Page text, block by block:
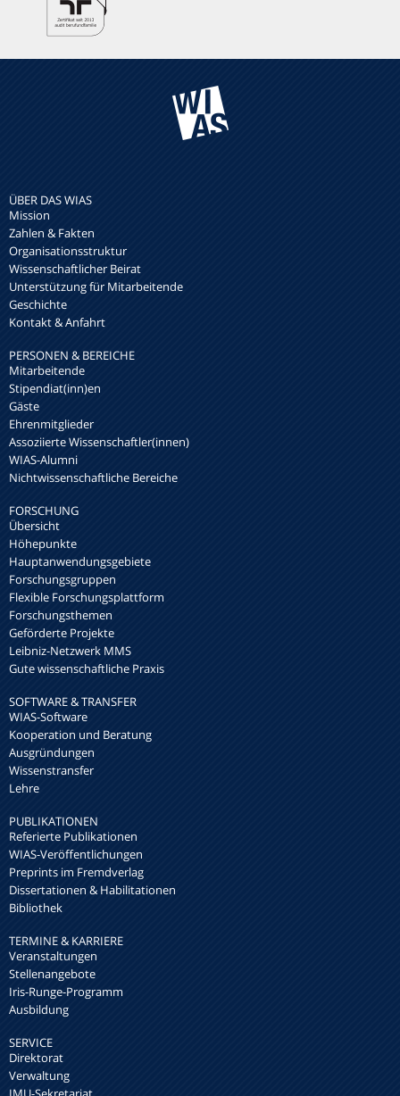
ÜBER DAS WIAS
Mission
Zahlen & Fakten
Organisationsstruktur
Wissenschaftlicher Beirat
Unterstützung für Mitarbeitende
Geschichte
Kontakt & Anfahrt
PERSONEN & BEREICHE
Mitarbeitende
Stipendiat(inn)en
Gäste
Ehrenmitglieder
Assoziierte Wissenschaftler(innen)
WIAS-Alumni
Nichtwissenschaftliche Bereiche
FORSCHUNG
Übersicht
Höhepunkte
Hauptanwendungsgebiete
Forschungsgruppen
Flexible Forschungsplattform
Forschungsthemen
Geförderte Projekte
Leibniz-Netzwerk MMS
Gute wissenschaftliche Praxis
SOFTWARE & TRANSFER
WIAS-Software
Kooperation und Beratung
Ausgründungen
Wissenstransfer
Lehre
PUBLIKATIONEN
Referierte Publikationen
WIAS-Veröffentlichungen
Preprints im Fremdverlag
Dissertationen & Habilitationen
Bibliothek
TERMINE & KARRIERE
Veranstaltungen
Stellenangebote
Iris-Runge-Programm
Ausbildung
SERVICE
Direktorat
Verwaltung